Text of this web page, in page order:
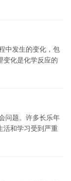
中发生的变化，包
变化是化学反应的
问题。许多长乐年
活和学习受到严重